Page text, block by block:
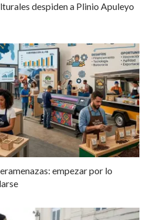
despiden a Plinio Apuleyo
empezar por lo